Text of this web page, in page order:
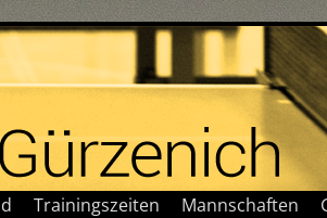
Trainingszeiten Mannschaften